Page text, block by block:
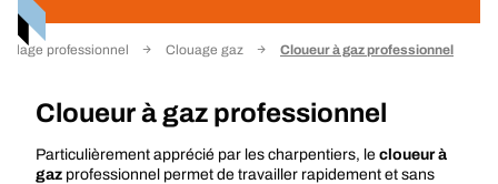
professionnel Clouage gaz Cloueur à gaz professionnel
Cloueur à gaz professionnel
Particulièrement apprécié par les charpentiers, le cloueur à
gaz professionnel permet de travailler rapidement et sans